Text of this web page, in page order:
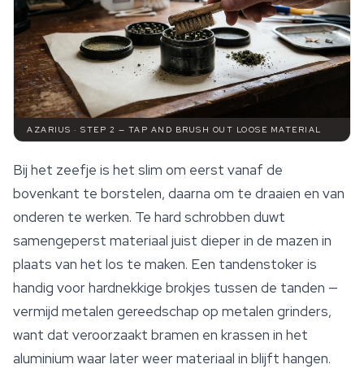
AZARIUS · STEP 2 — TAP AND BRUSH OUT LOOSE MATERIAL
Bij het zeefje is het slim om eerst vanaf de
bovenkant te borstelen, daarna om te draaien en van
onderen te werken. Te hard schrobben duwt
samengeperst materiaal juist dieper in de mazen in
plaats van het los te maken. Een tandenstoker is
handig voor hardnekkige brokjes tussen de tanden —
vermijd metalen gereedschap op metalen grinders,
want dat veroorzaakt bramen en krassen in het
aluminium waar later weer materiaal in blijft hangen.